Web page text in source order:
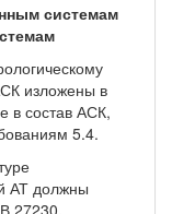
системам
изложены в
состав АСК,
5.4.
АТ должны
27230.